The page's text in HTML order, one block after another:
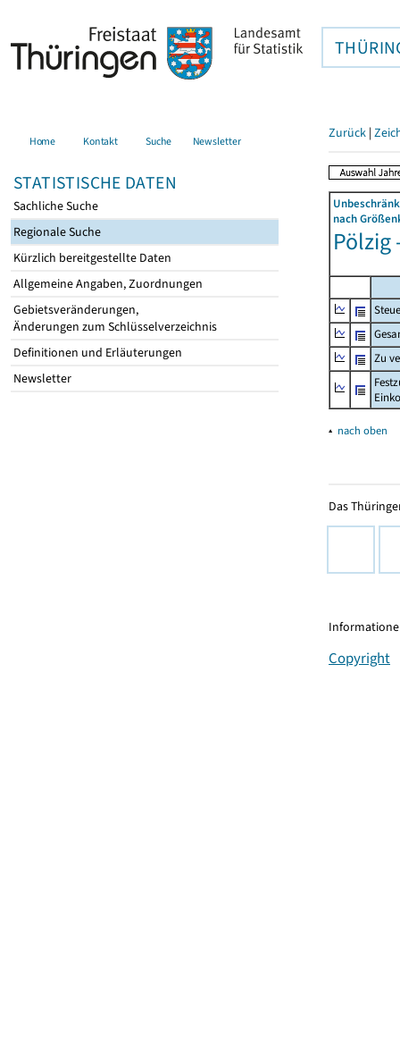
Home Kontakt Suche Newsletter
STATISTISCHE DATEN
Sachliche Suche
Regionale Suche
Kürzlich bereitgestellte Daten
Allgemeine Angaben, Zuordnungen
Gebietsveränderungen,
Änderungen zum Schlüsselverzeichnis
Definitionen und Erläuterungen
Newsletter
Zurück |
nach
Pölzig
Zu
▴ nach oben
Das
Copyright